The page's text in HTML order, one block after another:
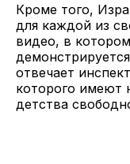
Кроме того,
для каждой из
видео, в
отвечает
которого имеют
детства